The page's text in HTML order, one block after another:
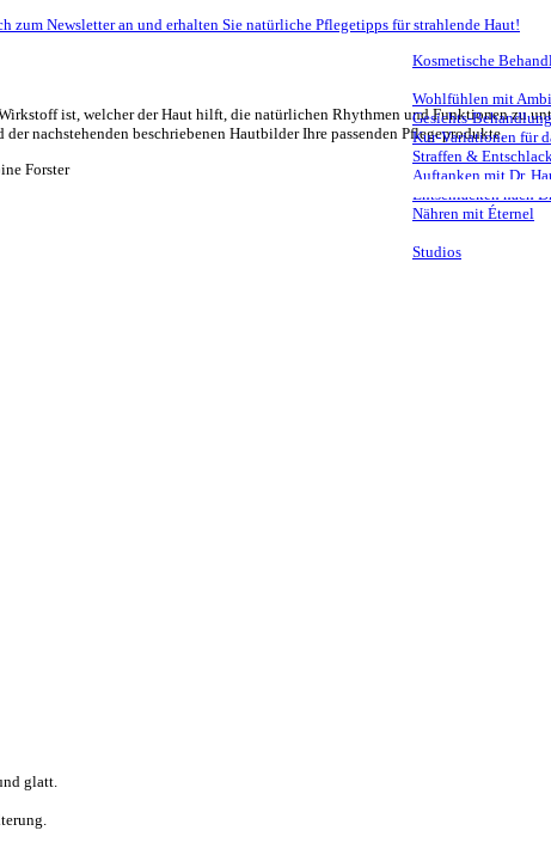
zum Newsletter an und erhalten Sie natürliche Pflegetipps für strahlende Haut!
Kosmetische
Wohlfühlen mit
Gesichts-
Kur-Variationen für
Straffen &
Auftanken mit Dr.
Entschlacken nach
Nähren mit Éternel
Studios
ist, welcher der Haut hilft, die natürlichen Rhythmen und Funktionen zu
nachstehenden beschriebenen Hautbilder Ihre passenden Pflegeprodukte.
glatt.